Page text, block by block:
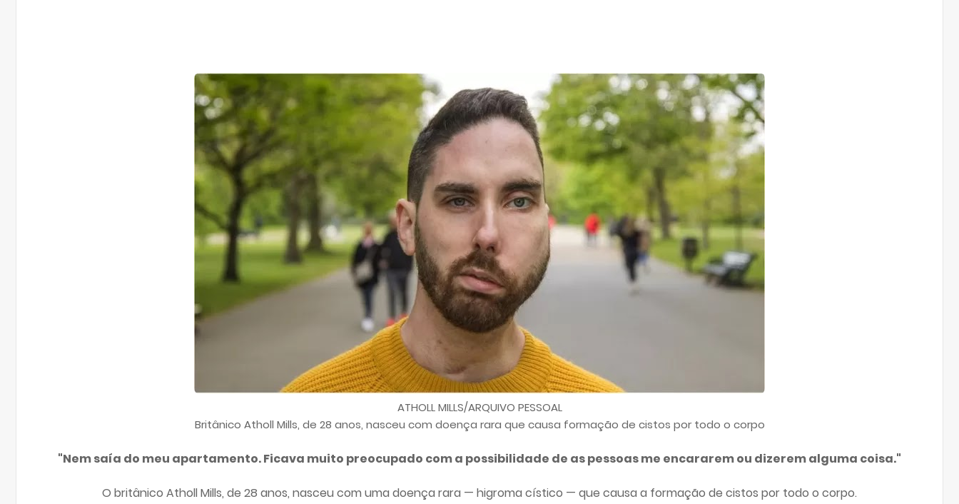
ATHOLL MILLS/ARQUIVO PESSOAL
Britânico Atholl Mills, de 28 anos, nasceu com doença rara que causa formação de cistos por todo o corpo
"Nem saía do meu apartamento. Ficava muito preocupado com a possibilidade de as pessoas me encararem ou dizerem alguma coisa."
O britânico Atholl Mills, de 28 anos, nasceu com uma doença rara — higroma cístico — que causa a formação de cistos por todo o corpo.